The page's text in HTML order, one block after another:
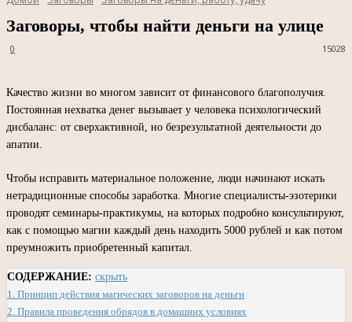
Заговоры, чтобы найти деньги на улице
15028
0
Качество жизни во многом зависит от финансового благополучия.
Постоянная нехватка денег вызывает у человека психологический
дисбаланс: от сверхактивной, но безрезультатной деятельности до
апатии.
Чтобы исправить материальное положение, люди начинают искать
нетрадиционные способы заработка. Многие специалисты-эзотерики
проводят семинары-практикумы, на которых подробно консультируют,
как с помощью магии каждый день находить 5000 рублей и как потом
преумножить приобретенный капитал.
СОДЕРЖАНИЕ: скрыть
1. Принцип действия магических заговоров на деньги
2. Правила проведения обрядов в домашних условиях